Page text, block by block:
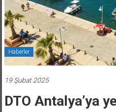
Haberler
19 Şubat 2025
DTO Antalya’ya